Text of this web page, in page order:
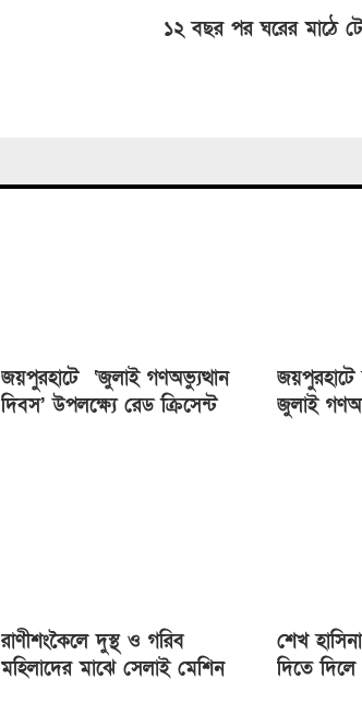
১২ বছর পর ঘরের মাঠে
জয়পুরহাটে ‘জুলাই গণঅভ্যুত্থান
দিবস’ উপলক্ষ্যে রেড ক্রিসেন্ট
জয়পুরহাটে
জুলাই
রাণীশংকৈলে দুস্থ ও গরিব
মহিলাদের মাঝে সেলাই মেশিন
শেখ
দিতে